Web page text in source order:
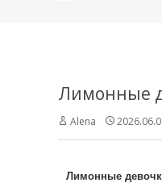
Лимонные
Alena
Лимонные